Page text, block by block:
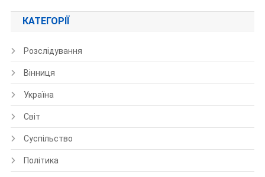
КАТЕГОРІЇ
Розслідування
Вінниця
Україна
Світ
Суспільство
Політика